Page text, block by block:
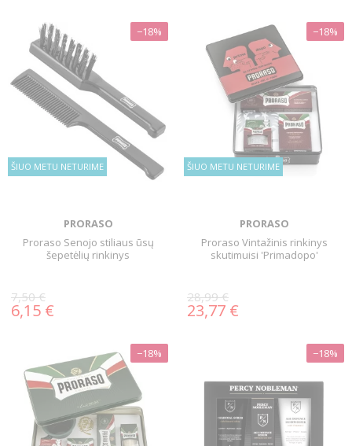
ŠIUO METU NETURIME
−18%
PRORASO
Proraso Senojo stiliaus ūsų
šepetėlių rinkinys
7,50 €
6,15 €
ŠIUO METU NETURIME
−18%
PRORASO
Proraso Vintažinis rinkinys
skutimuisi 'Primadopo'
28,99 €
23,77 €
−18% −18%